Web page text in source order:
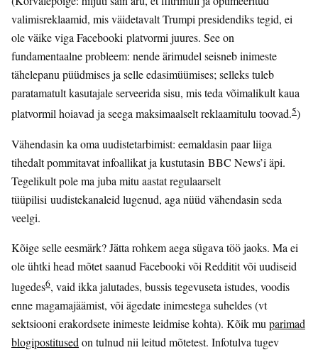
valimisreklaamid, mis väidetavalt Trumpi presidendiks tegid, ei
ole väike viga Facebooki platvormi juures. See on
fundamentaalne probleem: nende ärimudel seisneb inimeste
tähelepanu püüdmises ja selle edasimüümises; selleks tuleb
paratamatult kasutajale serveerida sisu, mis teda võimalikult kaua
platvormil hoiavad ja seega maksimaalselt reklaamitulu toovad.5)
Vähendasin ka oma uudistetarbimist: eemaldasin paar liiga
tihedalt pommitavat infoallikat ja kustutasin BBC News’i äpi.
Tegelikult pole ma juba mitu aastat regulaarselt
tüüpilisi uudistekanaleid lugenud, aga nüüd vähendasin seda
veelgi.
Kõige selle eesmärk? Jätta rohkem aega sügava töö jaoks. Ma ei
ole ühtki head mõtet saanud Facebooki või Redditit või uudiseid
lugedes6, vaid ikka jalutades, bussis tegevuseta istudes, voodis
enne magamajäämist, või ägedate inimestega suheldes (vt
sektsiooni erakordsete inimeste leidmise kohta). Kõik mu parimad
blogipostitused on tulnud nii leitud mõtetest. Infotulva tugev